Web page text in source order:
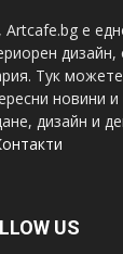
Artcafe.bg е
Тук
новини и
дизайн и
US